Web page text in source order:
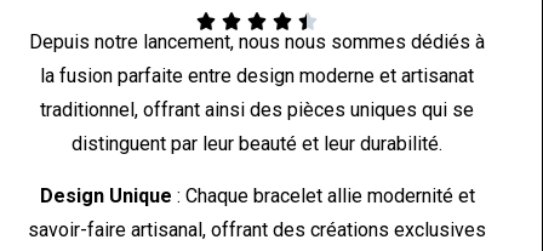
    
Depuis notre lancement, nous nous sommes dédiés à
la fusion parfaite entre design moderne et artisanat
traditionnel, offrant ainsi des pièces uniques qui se
distinguent par leur beauté et leur durabilité.
Design Unique : Chaque bracelet allie modernité et
savoir-faire artisanal, offrant des créations exclusives